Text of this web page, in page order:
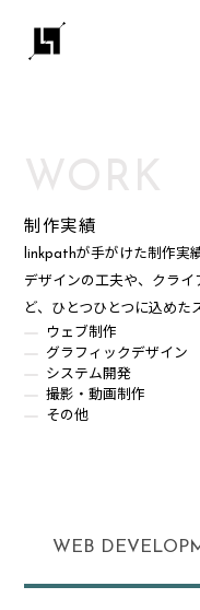
制作実績
WORK
linkpathが手がけた制作実
デザインの工夫や、クラ
ど、ひとつひとつに込めた
ウェブ制作
グラフィックデザイン
システム開発
撮影・動画制作
その他
WEB